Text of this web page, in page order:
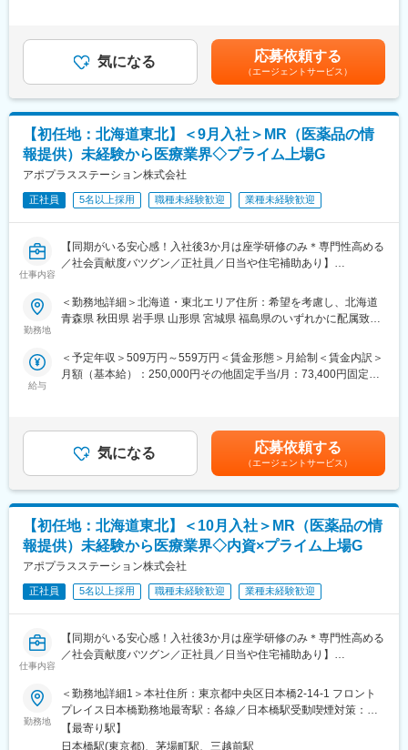
《職種に関して》
■MRとは主に医師や薬剤師等へ、担当製品の情報提供を行いま
す。担当施設の患者様に応じた情報提供や、担当製品の処方後の
変更の範囲：会社の定める業務
まずはご入社から2か月間MR導入研修を受講し、MR資格を取得
していただきます。
資格取得と聞くとハードルが高く思われる方もいるかもしれませ
文理問わず一から学べる環境を整えているため、専門知識は入社
後に身に付ける意欲があれば問題ございません。
社員の活躍事例についての詳細は、是非こちらのURLも併せてご
覧ください。
https://healthcarecareerpark.iqvia.com/
■具体的な業務
すでに取引のある病院の医師や薬剤師に向け、医薬品の効果や副
作用・適切な使用方法などの情報を提供し、薬剤のプロモーショ
ン活動を行っていただきます。メインの業務は情報提供となるた
活動に専念できる環境です。
個人の予算はありますが、チーム内で助け合う社風が整ってお
す。
給取得もしやすく、年間140日ほど休んでいる方も多くいます。
業部やグループ会社への異動実績も豊富にございます。（※病院の
経営コンサル、医薬品メーカーのマーケティング支援、人事担当
者などの管理部門）
営業経験を活かして様々なキャリアプランを実現できるのは、当
社ならではの強みです。
変更の範囲：会社の定める業務
手当支給する。【補足】プロジェクト稼働手当(35,000円)、外勤
日当（1日1,500円／外勤3.5時間以上）■変動賞与制（6月・12
月・3月）※平均実績6ヶ月分■インセンティブ：3月（対象者）賃
金はあくまでも目安の金額であり、選考を通じて上下する可能性
があります。月給(月額)は固定手当を含めた表記です。
気になる 応募依頼する
（エージェントサービス）
【初任地：北海道東北】＜9月入社＞MR（医薬品の情
報提供）未経験から医療業界◇プライム上場G
アポプラスステーション株式会社
正社員 5名以上採用 職種未経験歓迎 業種未経験歓迎
仕事内容
【同期がいる安心感！入社後3か月は座学研修のみ＊専門性高める
／社会貢献度バツグン／正社員／日当や住宅補助あり】
★本ポジションは、未経験から医療業界で活躍できます！
・医療を通じて社会に貢献したい
・仕事を通じて学びを深め自己の成長を実感したい
・内資系の安定企業で働きたい
という方にはおススメです！
MR（医薬情報担当者）として、ドクターや医薬品卸へ訪問、医薬
品に関する情報提供を行います。
＜MRとは＞
医薬品販売に際し、医師への医薬品の効果、効能、副作用を情報
提供がミッションです。
医薬品は「どの成分に、どのような効果があって、誰に使うと良
いのか」などの情報が付加されて、初めて効果的に使うことがで
きます。医師への適切な医薬品情報の提供を通じて、患者さんの
治療、地域医療課題に貢献することができます。
・入社から3か月間：座学研修（導入教育）のみ
└医薬品や医療業界、営業方法についての知識を身につけます。
わせて行う、MR認定試験に100％を担保する対策講座がありま
す。
・現場配属後も月1回以上の面談を設けており、成果を出すための
フォロー体制を整えております。
勤務地
＜勤務地詳細＞北海道・東北エリア住所：希望を考慮し、北海道
青森県 秋田県 岩手県 山形県 宮城県 福島県のいずれかに配属致し
事業所
給与
＜予定年収＞509万円～559万円＜賃金形態＞月給制＜賃金内訳＞
月額（基本給）：250,000円その他固定手当/月：73,400円固定残
どを考慮し、規定により決定します。※年収の他に別途日当（月額
3～4万円）・諸手当有昇給：年1回★頑張りに応じて年収UP★赴
任先の評価次第で大幅に年収をUPできます。（年2回業績給改
定）賃金はあくまでも目安の金額であり、選考を通じて上下する
可能性があります。月給(月額)は固定手当を含めた表記です。
気になる 応募依頼する
（エージェントサービス）
【初任地：北海道東北】＜10月入社＞MR（医薬品の情
報提供）未経験から医療業界◇内資×プライム上場G
アポプラスステーション株式会社
正社員 5名以上採用 職種未経験歓迎 業種未経験歓迎
仕事内容
【同期がいる安心感！入社後3か月は座学研修のみ＊専門性高める
／社会貢献度バツグン／正社員／日当や住宅補助あり】
★本ポジションは、未経験から医療業界で活躍できます！
・医療を通じて社会に貢献したい
・仕事を通じて学びを深め自己の成長を実感したい
・専門職として知識、技能を身に付けたい
勤務地
＜勤務地詳細1＞本社住所：東京都中央区日本橋2-14-1 フロント
プレイス日本橋勤務地最寄駅：各線／日本橋駅受動喫煙対策：敷
地内喫煙可能場所あり＜勤務地詳細2＞北海道・東北エリア住所：
希望を考慮し、北海道 青森県 秋田県 岩手県 山形県 宮城県 福島県
【最寄り駅】
日本橋駅(東京都)、茅場町駅、三越前駅